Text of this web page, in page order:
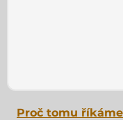
Proč tomu